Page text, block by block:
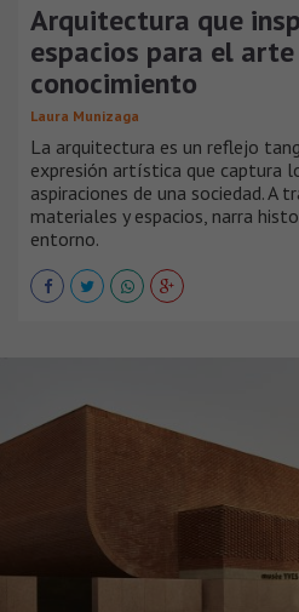
Arquitectura que
espacios para el
conocimiento
Laura Munizaga
La arquitectura es un reflejo
expresión artística que captura
aspiraciones de una sociedad. A
materiales y espacios, narra
entorno.